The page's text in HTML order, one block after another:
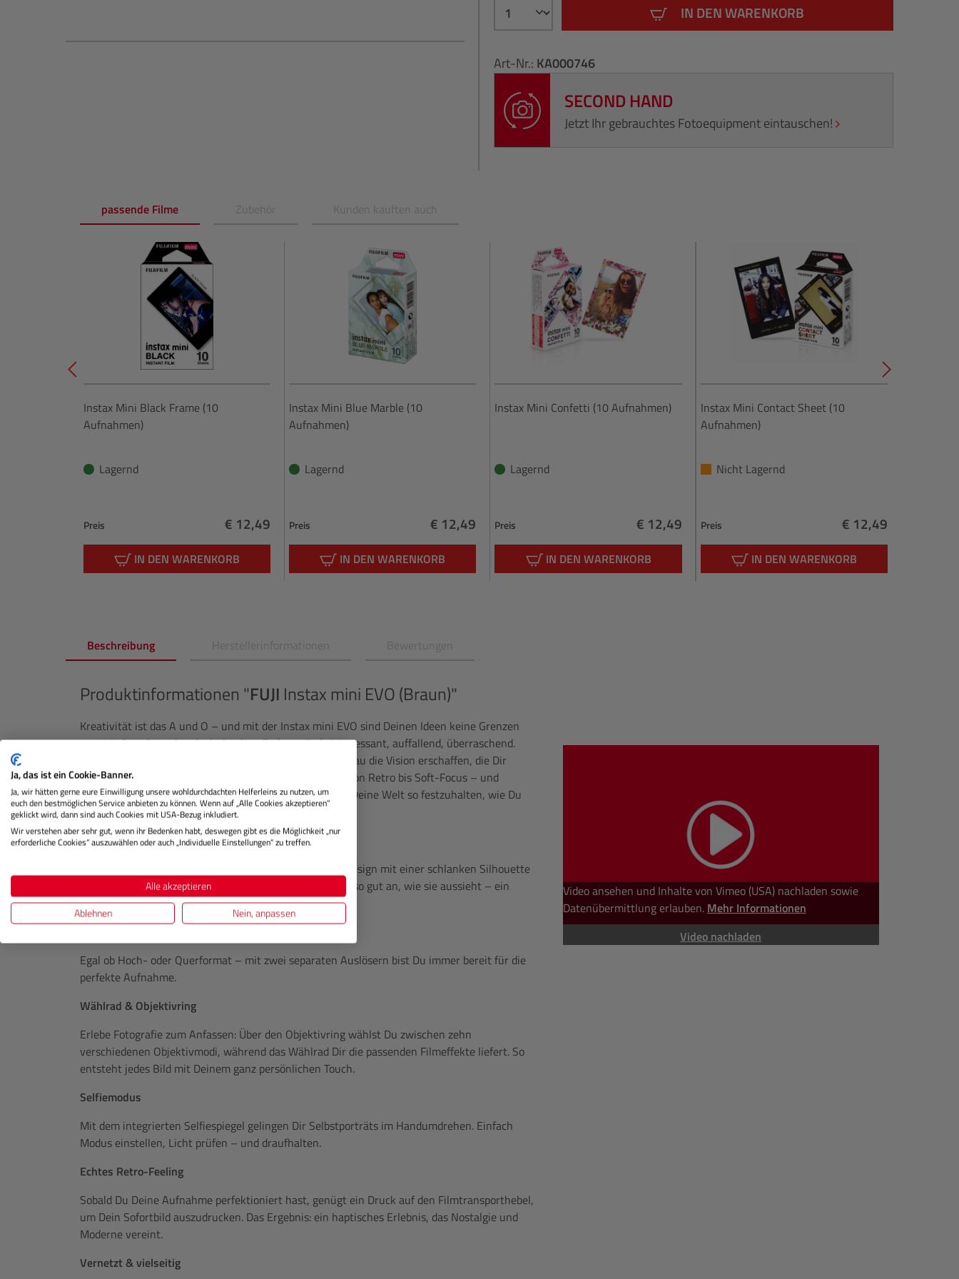
IN DEN WARENKORB
Art-Nr.: KA000746
SECOND HAND
Jetzt Ihr gebrauchtes Fotoequipment eintauschen!
passende Filme Zubehör
Kunden kauften auch
Instax Mini Black Frame (10
Aufnahmen)
Lagernd
Preis
Regulärer Preis:
€ 12,49
IN DEN WARENKORB
Instax Mini Blue Marble (10
Aufnahmen)
Lagernd
Preis
Regulärer Preis:
€ 12,49
IN DEN WARENKORB
Instax Mini Confetti (10 Aufnahmen)
Lagernd
Preis
Regulärer Preis:
€ 12,49
IN DEN WARENKORB
Instax Mini Contact Sheet (10
Aufnahmen)
Nicht Lagernd
Preis
Regulärer Preis:
€ 12,49
IN DEN WARENKORB
Beschreibung Herstellerinformationen Bewertungen
Produktinformationen "FUJI Instax mini EVO (Braun)"
Kreativität ist das A und O – und mit der Instax mini EVO sind Deinen Ideen keine Grenzen
gesetzt. Atemberaubend, eindrucksvoll, dynamisch. Interessant, auffallend, überraschend.
Mit 10 Objektivmodi und 10 Filmeffekten kannst Du genau die Vision erschaffen, die Dir
vorschwebt. Experimentiere mit Farbe, Licht und Stil – von Retro bis Soft-Focus – und
entdecke 100 kreative Kombinationsmöglichkeiten, um Deine Welt so festzuhalten, wie Du
sie siehst.
Retrocharme trifft moderne Technik
Die Instax mini EVO kombiniert ein klassisches Kameradesign mit einer schlanken Silhouette
und einer griffigen, luxuriösen Oberfläche. Sie fühlt sich so gut an, wie sie aussieht – ein
echtes Statement für alle, die Stil und Funktion lieben.
Egal ob Hoch- oder Querformat – mit zwei separaten Auslösern bist Du immer bereit für die
perfekte Aufnahme.
Wählrad & Objektivring
Erlebe Fotografie zum Anfassen: Über den Objektivring wählst Du zwischen zehn
verschiedenen Objektivmodi, während das Wählrad Dir die passenden Filmeffekte liefert. So
entsteht jedes Bild mit Deinem ganz persönlichen Touch.
Selfiemodus
Mit dem integrierten Selfiespiegel gelingen Dir Selbstporträts im Handumdrehen. Einfach
Modus einstellen, Licht prüfen – und draufhalten.
Echtes Retro-Feeling
Sobald Du Deine Aufnahme perfektioniert hast, genügt ein Druck auf den Filmtransporthebel,
um Dein Sofortbild auszudrucken. Das Ergebnis: ein haptisches Erlebnis, das Nostalgie und
Moderne vereint.
Vernetzt & vielseitig
Video ansehen und Inhalte von Vimeo (USA) nachladen sowie
Datenübermittlung erlauben. Mehr Informationen
Video nachladen
Ja, das ist ein Cookie-Banner.
Ja, wir hätten gerne eure Einwilligung unsere wohldurchdachten Helferleins zu nutzen, um
euch den bestmöglichen Service anbieten zu können. Wenn auf „Alle Cookies akzeptieren“
geklickt wird, dann sind auch Cookies mit USA-Bezug inkludiert.
Wir verstehen aber sehr gut, wenn ihr Bedenken habt, deswegen gibt es die Möglichkeit „nur
erforderliche Cookies“ auszuwählen oder auch „Individuelle Einstellungen“ zu treffen.
Alle akzeptieren
Ablehnen
Nein, anpassen